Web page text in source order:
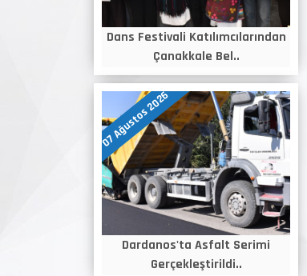
Dans Festivali Katılımcılarından
Çanakkale Bel..
07 Ağustos 2026
Dardanos'ta Asfalt Serimi
Gerçekleştirildi..